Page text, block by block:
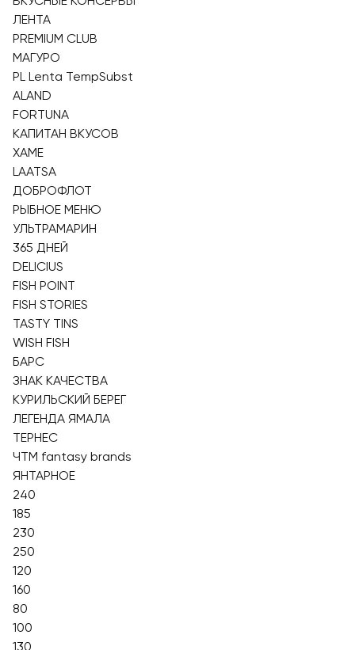
ЛЕНТА
PREMIUM CLUB
МАГУРО
PL Lenta TempSubst
ALAND
FORTUNA
КАПИТАН ВКУСОВ
ХАМЕ
LAATSA
ДОБРОФЛОТ
РЫБНОЕ МЕНЮ
УЛЬТРАМАРИН
365 ДНЕЙ
DELICIUS
FISH POINT
FISH STORIES
TASTY TINS
WISH FISH
БАРС
ЗНАК КАЧЕСТВА
КУРИЛЬСКИЙ БЕРЕГ
ЛЕГЕНДА ЯМАЛА
ТЕРНЕС
ЧТМ fantasy brands
ЯНТАРНОЕ
240
185
230
250
120
160
80
100
130